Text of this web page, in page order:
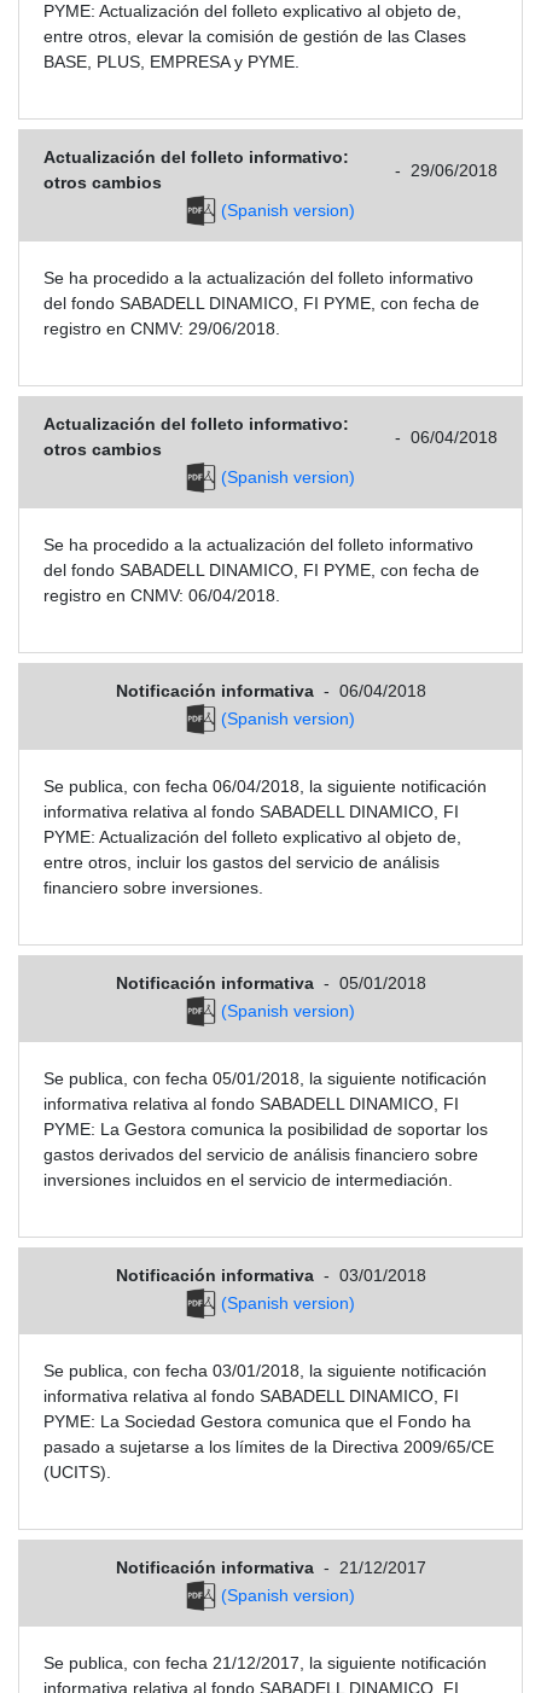
PYME: Actualización del folleto explicativo al objeto de,
entre otros, elevar la comisión de gestión de las Clases
BASE, PLUS, EMPRESA y PYME.
Actualización del folleto informativo:
otros cambios
- 29/06/2018
(Spanish version)
Se ha procedido a la actualización del folleto informativo
del fondo SABADELL DINAMICO, FI PYME, con fecha de
registro en CNMV: 29/06/2018.
Actualización del folleto informativo:
otros cambios
- 06/04/2018
(Spanish version)
Se ha procedido a la actualización del folleto informativo
del fondo SABADELL DINAMICO, FI PYME, con fecha de
registro en CNMV: 06/04/2018.
Notificación informativa - 06/04/2018
(Spanish version)
Se publica, con fecha 06/04/2018, la siguiente notificación
informativa relativa al fondo SABADELL DINAMICO, FI
PYME: Actualización del folleto explicativo al objeto de,
entre otros, incluir los gastos del servicio de análisis
financiero sobre inversiones.
Notificación informativa - 05/01/2018
(Spanish version)
Se publica, con fecha 05/01/2018, la siguiente notificación
informativa relativa al fondo SABADELL DINAMICO, FI
PYME: La Gestora comunica la posibilidad de soportar los
gastos derivados del servicio de análisis financiero sobre
inversiones incluidos en el servicio de intermediación.
Notificación informativa - 03/01/2018
(Spanish version)
Se publica, con fecha 03/01/2018, la siguiente notificación
informativa relativa al fondo SABADELL DINAMICO, FI
PYME: La Sociedad Gestora comunica que el Fondo ha
pasado a sujetarse a los límites de la Directiva 2009/65/CE
(UCITS).
Notificación informativa - 21/12/2017
(Spanish version)
Se publica, con fecha 21/12/2017, la siguiente notificación
informativa relativa al fondo SABADELL DINAMICO, FI